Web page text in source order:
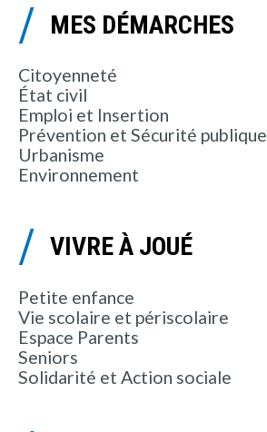
MES DÉMARCHES
Citoyenneté
État civil
Emploi et Insertion
Prévention et Sécurité publique
Urbanisme
Environnement
VIVRE À JOUÉ
Petite enfance
Vie scolaire et périscolaire
Espace Parents
Seniors
Solidarité et Action sociale